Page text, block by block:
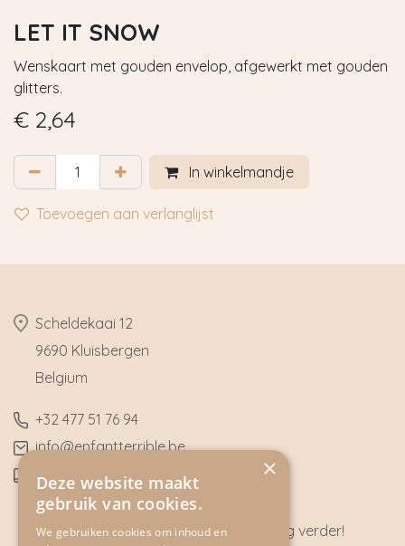
LET IT SNOW
Wenskaart met gouden envelop, afgewerkt met gouden
glitters.
€ 2,64
In winkelmandje
Toevoegen aan verlanglijst
​Scheldekaai 12
9690 Kluisbergen
​Belgium
​+32 477 51 76 94
​info@enfantterrible.be
BE0636790746
Heeft u vragen? Wij helpen u graag verder!
×
Deze website maakt
gebruik van cookies.
We gebruiken cookies om inhoud en